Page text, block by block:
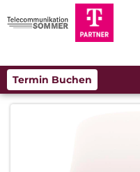
Termin Buchen